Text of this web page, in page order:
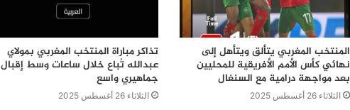
المنتخب المغربي يتألق ويتأهل إلى
نهائي كأس الأمم الأفريقية للمحليين
بعد مواجهة درامية مع السنغال
الثلاثاء 26 أغسطس 2025
تذاكر مباراة المنتخب المغربي بمولاي
عبدالله تُباع خلال ساعات وسط إقبال
جماهيري واسع
الثلاثاء 26 أغسطس 2025